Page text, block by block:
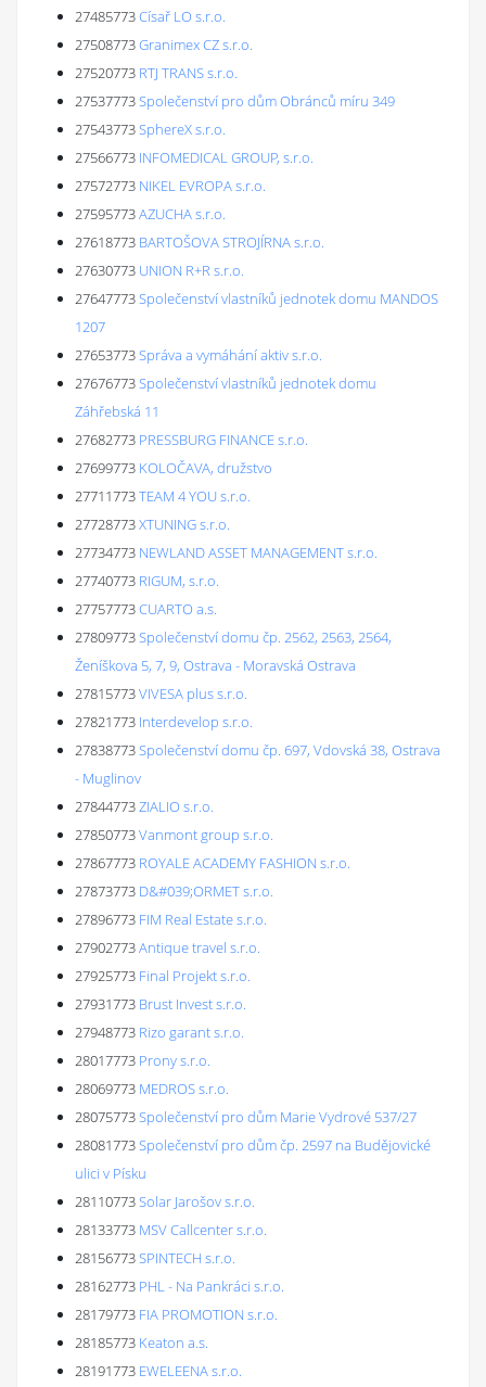
27485773Císař LO s.r.o.
27508773Granimex CZ s.r.o.
27520773 RTJ TRANS s.r.o.
27537773Společenství pro dům Obránců míru 349
27543773SphereX s.r.o.
27566773 INFOMEDICAL GROUP, s.r.o.
27572773 NIKEL EVROPA s.r.o.
27595773AZUCHA s.r.o.
27618773 BARTOŠOVA STROJÍRNA s.r.o.
27630773 UNION R+R s.r.o.
27647773Společenství vlastníků jednotek domu MANDOS
1207
27653773Správa a vymáhání aktiv s.r.o.
27676773Společenství vlastníků jednotek domu
Záhřebská 11
27682773 PRESSBURG FINANCE s.r.o.
27699773 KOLOČAVA, družstvo
27711773TEAM 4 YOU s.r.o.
27728773XTUNING s.r.o.
27734773 NEWLAND ASSET MANAGEMENT s.r.o.
27740773 RIGUM, s.r.o.
27757773CUARTO a.s.
27809773Společenství domu čp. 2562, 2563, 2564,
Ženíškova 5, 7, 9, Ostrava - Moravská Ostrava
27815773VIVESA plus s.r.o.
27821773 Interdevelop s.r.o.
27838773Společenství domu čp. 697, Vdovská 38, Ostrava
- Muglinov
27844773ZIALIO s.r.o.
27850773Vanmont group s.r.o.
27867773 ROYALE ACADEMY FASHION s.r.o.
27873773 D&#039;ORMET s.r.o.
27896773 FIM Real Estate s.r.o.
27902773Antique travel s.r.o.
27925773 Final Projekt s.r.o.
27931773 Brust Invest s.r.o.
27948773 Rizo garant s.r.o.
28017773 Prony s.r.o.
28069773 MEDROS s.r.o.
28075773Společenství pro dům Marie Vydrové 537/27
28081773Společenství pro dům čp. 2597 na Budějovické
ulici v Písku
28110773Solar Jarošov s.r.o.
28133773 MSV Callcenter s.r.o.
28156773SPINTECH s.r.o.
28162773 PHL - Na Pankráci s.r.o.
28179773 FIA PROMOTION s.r.o.
28185773 Keaton a.s.
28191773 EWELEENA s.r.o.